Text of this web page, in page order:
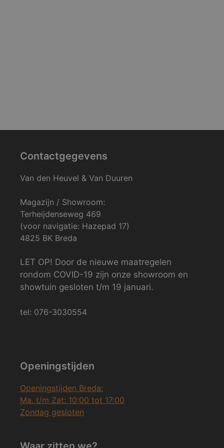
Contactgegevens
Van den Heuvel & Van Duuren
Magazijn / Showroom:
Terheijdenseweg 469
(voor navigatie: Hazepad 17)
4825 BK Breda
LET OP! Door de nieuwe maatregelen
rondom COVID-19 zijn onze showroom en
showtuin gesloten t/m 19 januari.
tel: 076-3030554
Openingstijden
Openingstijden Breda:
Ma. t/m Zat: 10:00 tot 17:00
Zondag gesloten